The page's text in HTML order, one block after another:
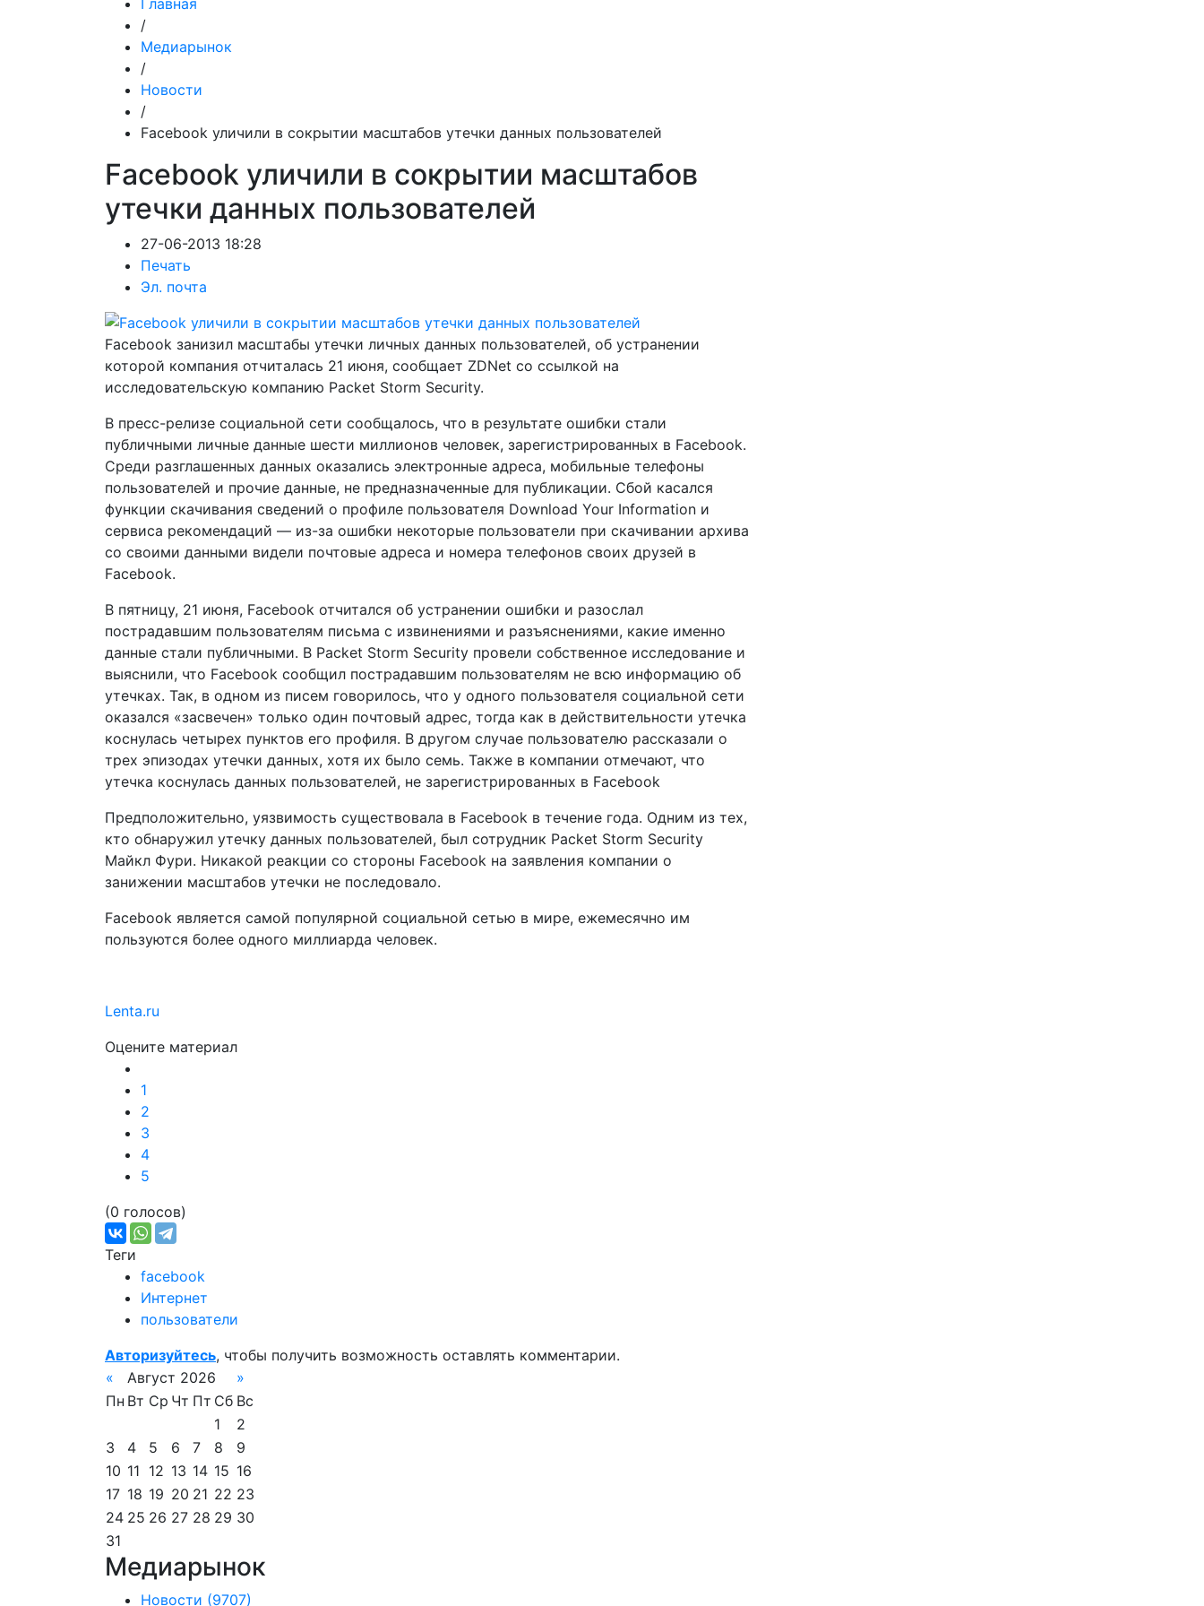
Главная
/
Медиарынок
/
Новости
/
Facebook уличили в сокрытии масштабов утечки данных пользователей
Facebook уличили в сокрытии масштабов
утечки данных пользователей
27-06-2013 18:28
Печать
Эл. почта
Facebook занизил масштабы утечки личных данных пользователей, об устранении
которой компания отчиталась 21 июня, сообщает ZDNet со ссылкой на
исследовательскую компанию Packet Storm Security.
В пресс-релизе социальной сети сообщалось, что в результате ошибки стали
публичными личные данные шести миллионов человек, зарегистрированных в Facebook.
Среди разглашенных данных оказались электронные адреса, мобильные телефоны
пользователей и прочие данные, не предназначенные для публикации. Сбой касался
функции скачивания сведений о профиле пользователя Download Your Information и
сервиса рекомендаций — из-за ошибки некоторые пользователи при скачивании архива
со своими данными видели почтовые адреса и номера телефонов своих друзей в
Facebook.
В пятницу, 21 июня, Facebook отчитался об устранении ошибки и разослал
пострадавшим пользователям письма с извинениями и разъяснениями, какие именно
данные стали публичными. В Packet Storm Security провели собственное исследование и
выяснили, что Facebook сообщил пострадавшим пользователям не всю информацию об
утечках. Так, в одном из писем говорилось, что у одного пользователя социальной сети
оказался «засвечен» только один почтовый адрес, тогда как в действительности утечка
коснулась четырех пунктов его профиля. В другом случае пользователю рассказали о
трех эпизодах утечки данных, хотя их было семь. Также в компании отмечают, что
утечка коснулась данных пользователей, не зарегистрированных в Facebook
Предположительно, уязвимость существовала в Facebook в течение года. Одним из тех,
кто обнаружил утечку данных пользователей, был сотрудник Packet Storm Security
Майкл Фури. Никакой реакции со стороны Facebook на заявления компании о
занижении масштабов утечки не последовало.
Facebook является самой популярной социальной сетью в мире, ежемесячно им
пользуются более одного миллиарда человек.
Lenta.ru
Оцените материал
1
2
3
4
5
(0 голосов)
Теги
facebook
Интернет
пользователи
Авторизуйтесь, чтобы получить возможность оставлять комментарии.
«
Август 2026
»
Пн Вт Ср Чт Пт Сб Вс
1
2
3
4 5 6 7 8
9
10 11 12 13 14 15 16
17 18 19 20 21 22 23
24 25 26 27 28 29 30
31
Медиарынок
Новости (9707)